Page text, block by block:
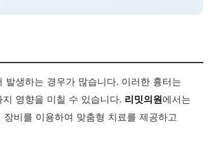
생하는 경우가 많습니다. 이러한 흉터는
영향을 미칠 수 있습니다. 리밋의원에서는
비를 이용하여 맞춤형 치료를 제공하고